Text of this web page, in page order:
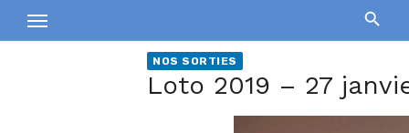
to
NOS SORTIES
Loto 2019 – 27